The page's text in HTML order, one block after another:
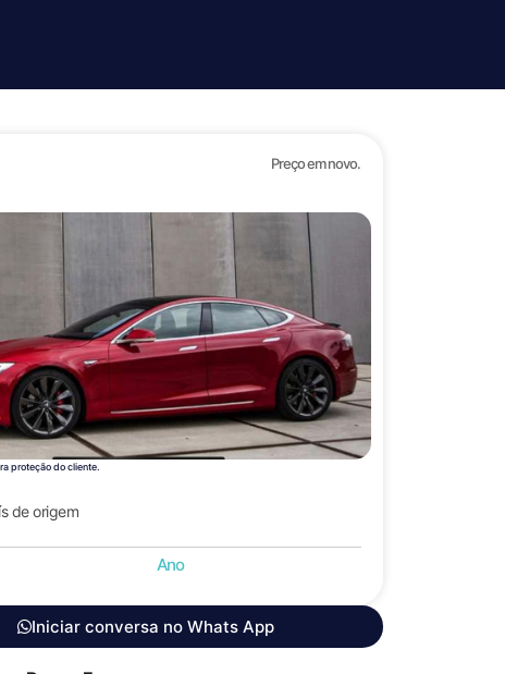
Preço em novo.
proteção do cliente.
de origem
Ano
Iniciar conversa no Whats App